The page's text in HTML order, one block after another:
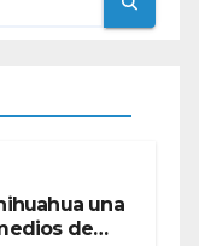
una
de